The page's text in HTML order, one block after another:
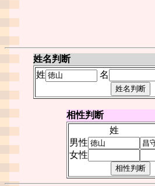
姓名判断
姓
名
相性判断
姓
男性
女性